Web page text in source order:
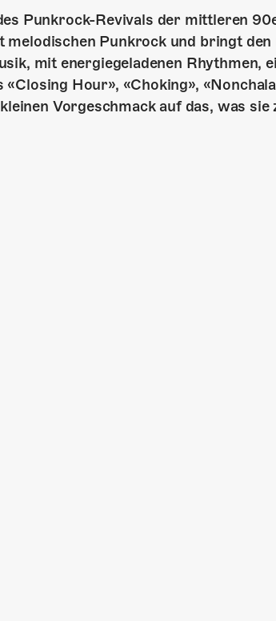
Punkrock-Revivals der mittleren
Punkrock und bringt den
mit energiegeladenen Rhythmen,
Hour», «Choking»,
Vorgeschmack auf das, was sie